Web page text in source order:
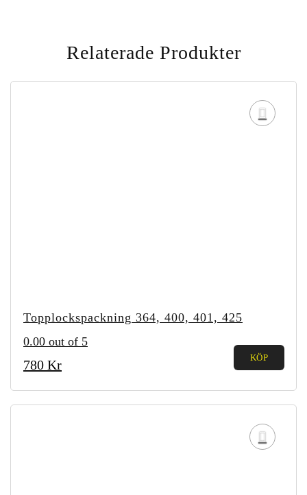
Relaterade Produkter
Topplockspackning 364, 400, 401, 425
0.00 out of 5
780 Kr KÖP